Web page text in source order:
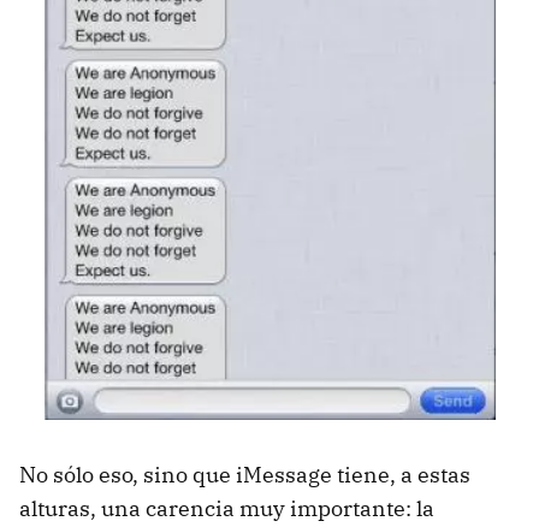
No sólo eso, sino que iMessage tiene, a estas
alturas, una carencia muy importante: la